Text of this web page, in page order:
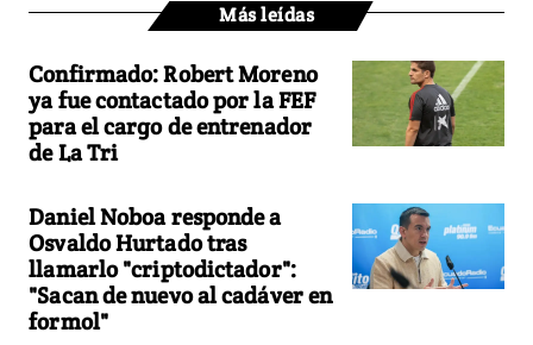
Más leídas
Confirmado: Robert Moreno
ya fue contactado por la FEF
para el cargo de entrenador
de La Tri
Daniel Noboa responde a
Osvaldo Hurtado tras
llamarlo "criptodictador":
"Sacan de nuevo al cadáver en
formol"